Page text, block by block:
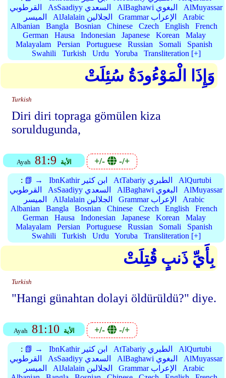
القرطوبي
AsSaadiyy السعدي AlBaghawi البغوي
AlMuyassar
الميسر
AlJalalain الجلالين Grammar الإعراب
Arabic
Albanian
Bangla Bosnian Chinese Czech English
French
German
Hausa Indonesian Japanese Korean
Malay
Malayalam
Persian Portuguese Russian Somali
Spanish
Swahili
Turkish Urdu Yoruba Transliteration [+]
وَإِذَا الْمَوْءُودَةُ سُئِلَتْ
Turkish
Diri diri topraga gömülen kiza
soruldugunda,
Ayah 81:9 الأية +/- -/+
: 📗 → IbnKathir ابن كثير AtTabariy الطبري
AlQurtubi
القرطوبي
AsSaadiyy السعدي AlBaghawi البغوي
AlMuyassar
الميسر
AlJalalain الجلالين Grammar الإعراب
Arabic
Albanian
Bangla Bosnian Chinese Czech English
French
German
Hausa Indonesian Japanese Korean
Malay
Malayalam
Persian Portuguese Russian Somali
Spanish
Swahili
Turkish Urdu Yoruba Transliteration [+]
بِأَيِّ ذَنبٍ قُتِلَتْ
Turkish
"Hangi günahtan dolayi öldürüldü?" diye.
Ayah 81:10 الأية +/- -/+
: 📗 → IbnKathir ابن كثير AtTabariy الطبري
AlQurtubi
القرطوبي
AsSaadiyy السعدي AlBaghawi البغوي
AlMuyassar
الميسر
AlJalalain الجلالين Grammar الإعراب
Arabic